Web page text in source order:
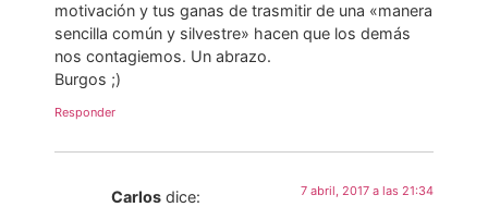
motivación y tus ganas de trasmitir de una «manera
sencilla común y silvestre» hacen que los demás
nos contagiemos. Un abrazo.
Burgos ;)
Responder
Carlos dice: 7 abril, 2017 a las 21:34